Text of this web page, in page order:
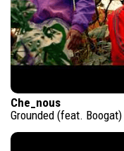
Che_nous
Grounded (feat. Boogat)